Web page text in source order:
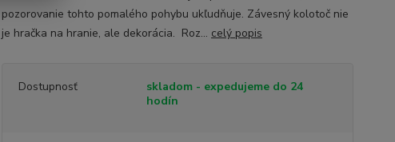
pozorovanie tohto pomalého pohybu ukľudňuje. Závesný kolotoč nie
je hračka na hranie, ale dekorácia. Roz... celý popis
Dostupnosť
skladom - expedujeme do 24
hodín